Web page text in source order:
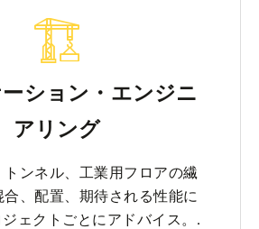
ション・エンジニ
アリング
ンネル、工業用フロアの繊
、配置、期待される性能に
ェクトごとにアドバイス。.